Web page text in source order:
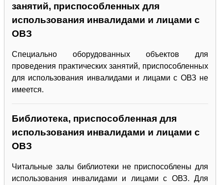
занятий, приспособленных для
использования инвалидами и лицами с
ОВЗ
Специально оборудованных объектов для
проведения практических занятий, приспособленных
для использования инвалидами и лицами с ОВЗ не
имеется.
Библиотека, приспособленная для
использования инвалидами и лицами с
ОВЗ
Читальные залы библиотеки не приспособлены для
использования инвалидами и лицами с ОВЗ. Для